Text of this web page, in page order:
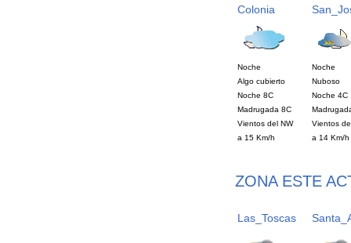
Colonia
Noche
Algo cubierto
Noche 8C
Madrugada 8C
Vientos del NW
a 15 Km/h
Noche
Nuboso
Noche 4C
Vientos
a 14 Km/h
ZONA ESTE
Las_Toscas